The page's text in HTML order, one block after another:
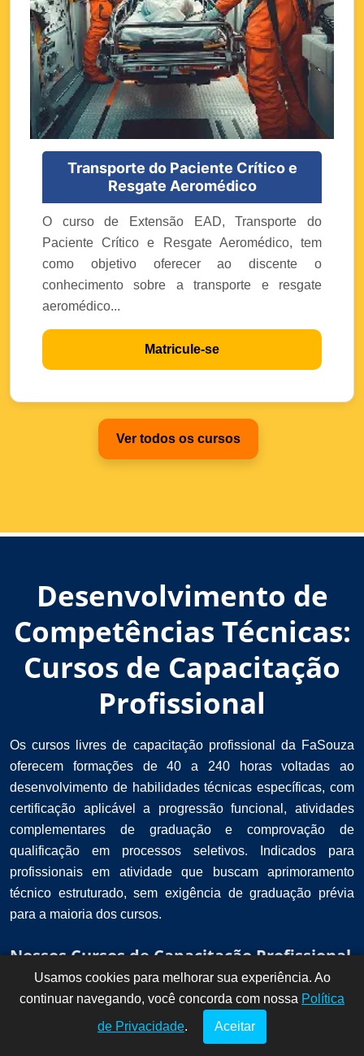
Transporte do Paciente Crítico e
Resgate Aeromédico
O curso de Extensão EAD, Transporte do
Paciente Crítico e Resgate Aeromédico, tem
como objetivo oferecer ao discente o
conhecimento sobre a transporte e resgate
aeromédico...
Matricule-se
Ver todos os cursos
Desenvolvimento de
Competências Técnicas:
Cursos de Capacitação
Profissional
Os cursos livres de capacitação profissional da FaSouza
oferecem formações de 40 a 240 horas voltadas ao
desenvolvimento de habilidades técnicas específicas, com
certificação aplicável a progressão funcional, atividades
complementares de graduação e comprovação de
qualificação em processos seletivos. Indicados para
profissionais em atividade que buscam aprimoramento
técnico estruturado, sem exigência de graduação prévia
para a maioria dos cursos.
Nossos Cursos de Capacitação Profissional
!
Dúvidas? Fale
conosco por
aqui!
Usamos cookies para melhorar sua experiência. Ao
continuar navegando, você concorda com nossa Política
de Privacidade. Aceitar